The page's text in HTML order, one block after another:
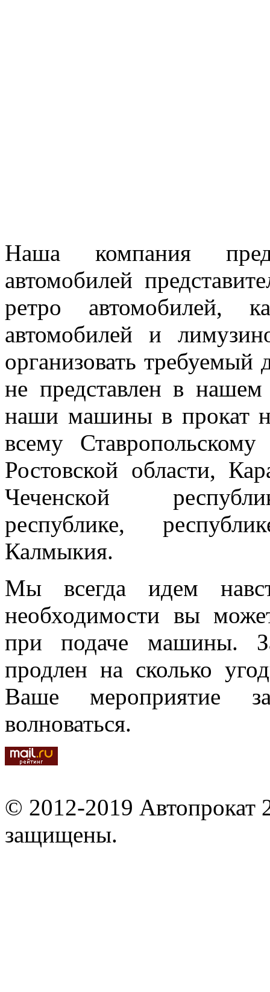
Наша компания
автомобилей
ретро автомобилей,
автомобилей и
организовать требуемый
не представлен в
наши машины в прокат
всему
Ростовской области,
Чеченской
республике,
Калмыкия.
Мы всегда идем
необходимости вы
при подаче машины.
продлен на сколько
Ваше мероприятие
волноваться.
© 2012-2019 Автопрокат
защищены.